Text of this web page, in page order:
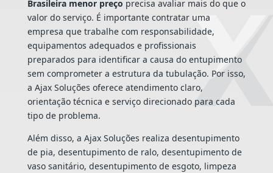
Brasileira menor preço precisa avaliar mais do que o
valor do serviço. É importante contratar uma
empresa que trabalhe com responsabilidade,
equipamentos adequados e profissionais
preparados para identificar a causa do entupimento
sem comprometer a estrutura da tubulação. Por isso,
a Ajax Soluções oferece atendimento claro,
orientação técnica e serviço direcionado para cada
tipo de problema.
Além disso, a Ajax Soluções realiza desentupimento
de pia, desentupimento de ralo, desentupimento de
vaso sanitário, desentupimento de esgoto, limpeza